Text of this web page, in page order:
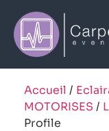
Accueil /
MOTORISES /
Profile